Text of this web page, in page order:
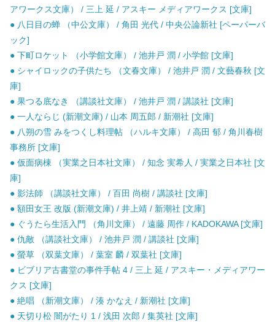
アワークス文庫） / 三上 延 / アスキー メディアワークス [文庫]
● 八日目の蝉 （中公文庫） / 角田 光代 / 中央公論新社 [ペーパーバ
ック]
● 下町ロケット （小学館文庫） / 池井戸 潤 / 小学館 [文庫]
● シャイロックの子供たち （文春文庫） / 池井戸 潤 / 文藝春秋 [文
庫]
● 果つる底なき （講談社文庫） / 池井戸 潤 / 講談社 [文庫]
● 一人ならじ (新潮文庫) / 山本 周五郎 / 新潮社 [文庫]
● 八朔の雪 みをつくし料理帖 （ハルキ文庫） / 高田 郁 / 角川春樹
事務所 [文庫]
● 仮面病棟 （実業之日本社文庫） / 知念 実希人 / 実業之日本社 [文
庫]
● 影法師 （講談社文庫） / 百田 尚樹 / 講談社 [文庫]
● 額田女王 改版 (新潮文庫) / 井上靖 / 新潮社 [文庫]
● ぐうたら生活入門 （角川文庫） / 遠藤 周作 / KADOKAWA [文庫]
● 仇敵 （講談社文庫） / 池井戸 潤 / 講談社 [文庫]
● 螢草 （双葉文庫） / 葉室 麟 / 双葉社 [文庫]
● ビブリア古書堂の事件手帖 4 / 三上 延 / アスキー・メディアワー
クス [文庫]
● 絶唱 （新潮文庫） / 湊 かなえ / 新潮社 [文庫]
● 天切り松 闇がたり 1 / 浅田 次郎 / 集英社 [文庫]